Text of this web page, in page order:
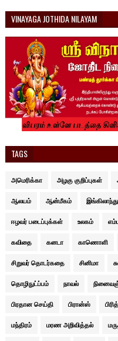
VINAYAGA JOTHIDA NILAYAM
TAGS
அமெரிக்கா அழகு குறிப்புகள்
ஆலயம் ஆன்மீகம் இங்கிலாந்து
ஈழவர் படைப்புக்கள் உலகம்
கவிதை கனடா காணொளி
சிறுவர் தொடர்கதை சினிமா
தொழிநுட்ப்பம் நாவல்
பிரதான செய்தி பிரான்ஸ்
மந்திரம் மரண அறிவித்தல்